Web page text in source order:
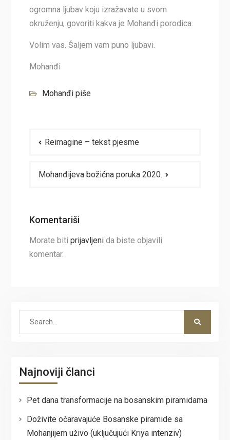
ogromna ljubav koju izražavate u svom
okruženju, govoriti kakva je Mohanđi porodica.
Volim vas. Šaljem vam puno ljubavi.
Mohanđi
Mohanđi piše
članaka
Reimagine – tekst pjesme
Mohanđijeva božićna poruka 2020.
Komentariši
Morate biti prijavljenida biste objavili
komentar.
Search
Najnoviji članci
Pet dana transformacije na bosanskim piramidama
Doživite očaravajuće Bosanske piramide sa
Mohanjijem uživo (uključujući Kriya intenziv)